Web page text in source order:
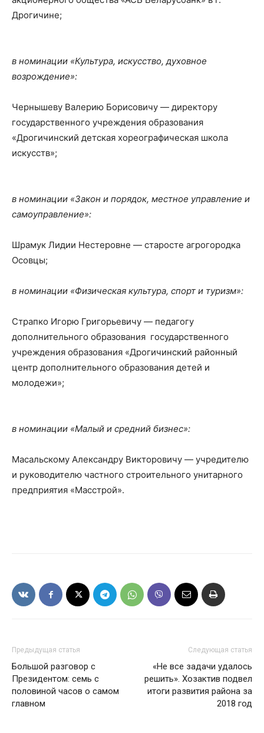
Дрогичине;
в номинации «Культура, искусство, духовное
возрождение»:
Чернышеву Валерию Борисовичу — директору
государственного учреждения образования
«Дрогичинский детская хореографическая школа
искусств»;
в номинации «Закон и порядок, местное управление и
самоуправление»:
Шрамук Лидии Нестеровне — старосте агрогородка
Осовцы;
в номинации «Физическая культура, спорт и туризм»:
Страпко Игорю Григорьевичу — педагогу
дополнительного образования государственного
учреждения образования «Дрогичинский районный
центр дополнительного образования детей и
молодежи»;
в номинации «Малый и средний бизнес»:
Масальскому Александру Викторовичу — учредителю
и руководителю частного строительного унитарного
предприятия «Масстрой».
Предыдущая статья
Большой разговор с
Президентом: семь с
половиной часов о самом
главном
Следующая статья
«Не все задачи удалось
решить». Хозактив подвел
итоги развития района за
2018 год